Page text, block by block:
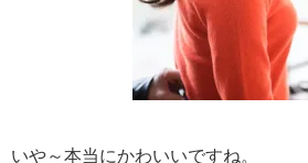
いや～本当にかわいいですね。